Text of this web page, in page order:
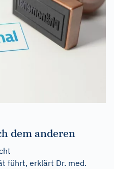
dem anderen
führt, erklärt Dr. med.